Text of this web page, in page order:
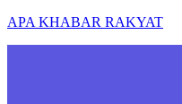
APA KHABAR RAKYAT